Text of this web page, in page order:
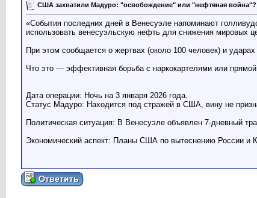
США захватили Мадуро: "освобождение" или "нефтяная война"?
«События последних дней в Венесуэле напоминают
использовать венесуэльскую нефть для снижения мировых
При этом сообщается о жертвах (около 100 человек) и
Что это — эффективная борьба с наркокартелями или
Дата операции: Ночь на 3 января 2026 года.
Статус Мадуро: Находится под стражей в США, вину не
Политическая ситуация: В Венесуэле объявлен 7-дневный
Экономический аспект: Планы США по вытеснению России и